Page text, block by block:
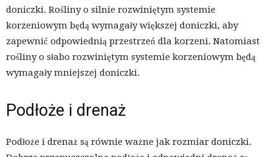
doniczki. Rośliny o silnie rozwiniętym systemie
korzeniowym będą wymagały większej doniczki, aby
zapewnić odpowiednią przestrzeń dla korzeni. Natomiast
rośliny o słabo rozwiniętym systemie korzeniowym będą
wymagały mniejszej doniczki.
Podłoże i drenaż
Podłoże i drenaż są równie ważne jak rozmiar doniczki.